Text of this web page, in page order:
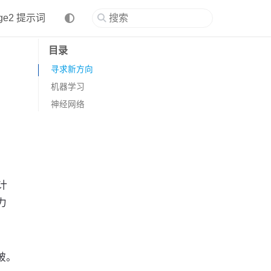
提示词
目录
寻求新方向
机器学习
神经网络